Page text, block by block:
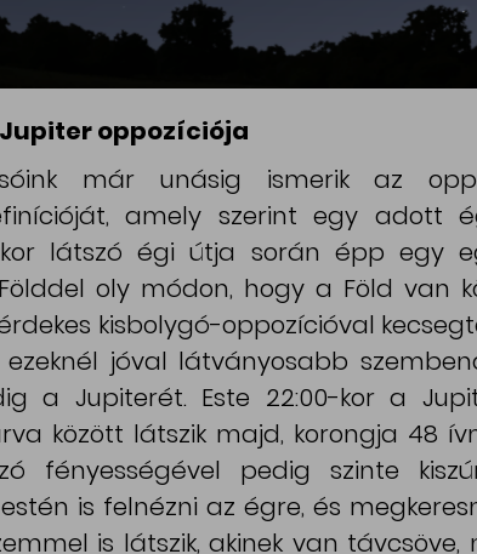
oppozíciója
már unásig ismerik az
amely szerint egy adott
látszó égi útja során épp egy
oly módon, hogy a Föld van
kisbolygó-oppozícióval
jóval látványosabb
a Jupiterét. Este 22:00-kor a
között látszik majd, korongja 48
fényességével pedig szinte
is felnézni az égre, és
is látszik, akinek van távcsöve,